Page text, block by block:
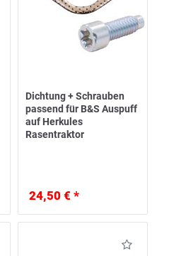
Dichtung + Schrauben
passend für B&S Auspuff
auf Herkules
Rasentraktor
24,50 € *